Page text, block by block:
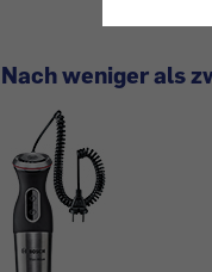
Nach weniger als